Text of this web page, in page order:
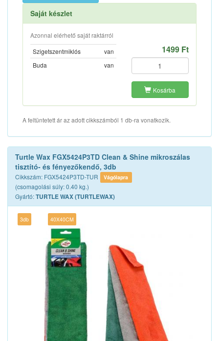
Saját készlet
Azonnal elérhető saját raktárról
Szigetszentmiklós
van
Buda
van
1499 Ft
Kosárba
A feltüntetett ár az adott cikkszámból 1 db-ra vonatkozik.
Turtle Wax FGX5424P3TD Clean & Shine mikroszálas
tisztító- és fényezőkendő, 3db
Cikkszám: FGX5424P3TD-TUR Vágólapra
(csomagolási súly: 0.40 kg.)
Gyártó:TURTLE WAX (TURTLEWAX)
3db 40X40CM